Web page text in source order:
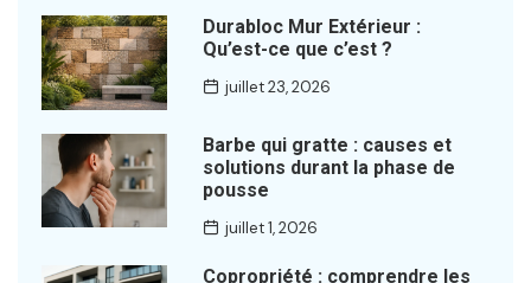
Durabloc Mur Extérieur :
Qu’est-ce que c’est ?
juillet 23, 2026
Barbe qui gratte : causes et
solutions durant la phase de
pousse
juillet 1, 2026
Copropriété : comprendre les